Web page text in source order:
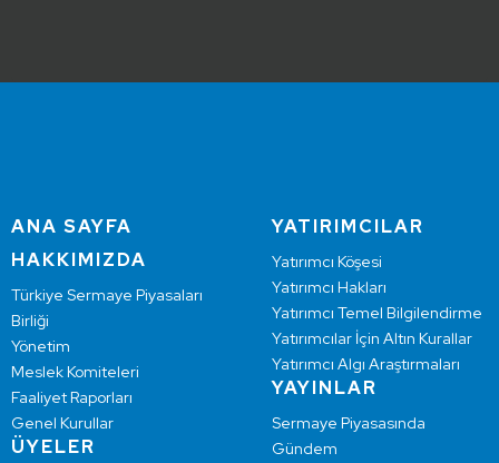
ANA SAYFA
HAKKIMIZDA
Türkiye Sermaye Piyasaları
Birliği
Yönetim
Meslek Komiteleri
Faaliyet Raporları
Genel Kurullar
ÜYELER
YATIRIMCILAR
Yatırımcı Köşesi
Yatırımcı Hakları
Yatırımcı Temel Bilgilendirme
Yatırımcılar İçin Altın Kurallar
Yatırımcı Algı Araştırmaları
YAYINLAR
Sermaye Piyasasında
Gündem